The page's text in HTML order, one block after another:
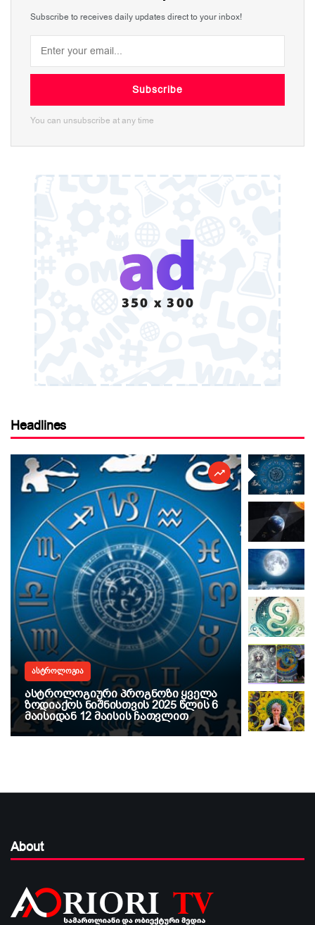
Subscribe to receives daily updates direct to your inbox!
Subscribe
You can unsubscribe at any time
Headlines
ᲐᲡᲢᲠᲝᲚᲝᲒᲘᲐ
ასტროლოგიური პროგნოზი ყველა
ზოდიაქოს ნიშნისთვის 2025 წლის 6
მაისიდან 12 მაისის ჩათვლით
დრო
მარტის
About